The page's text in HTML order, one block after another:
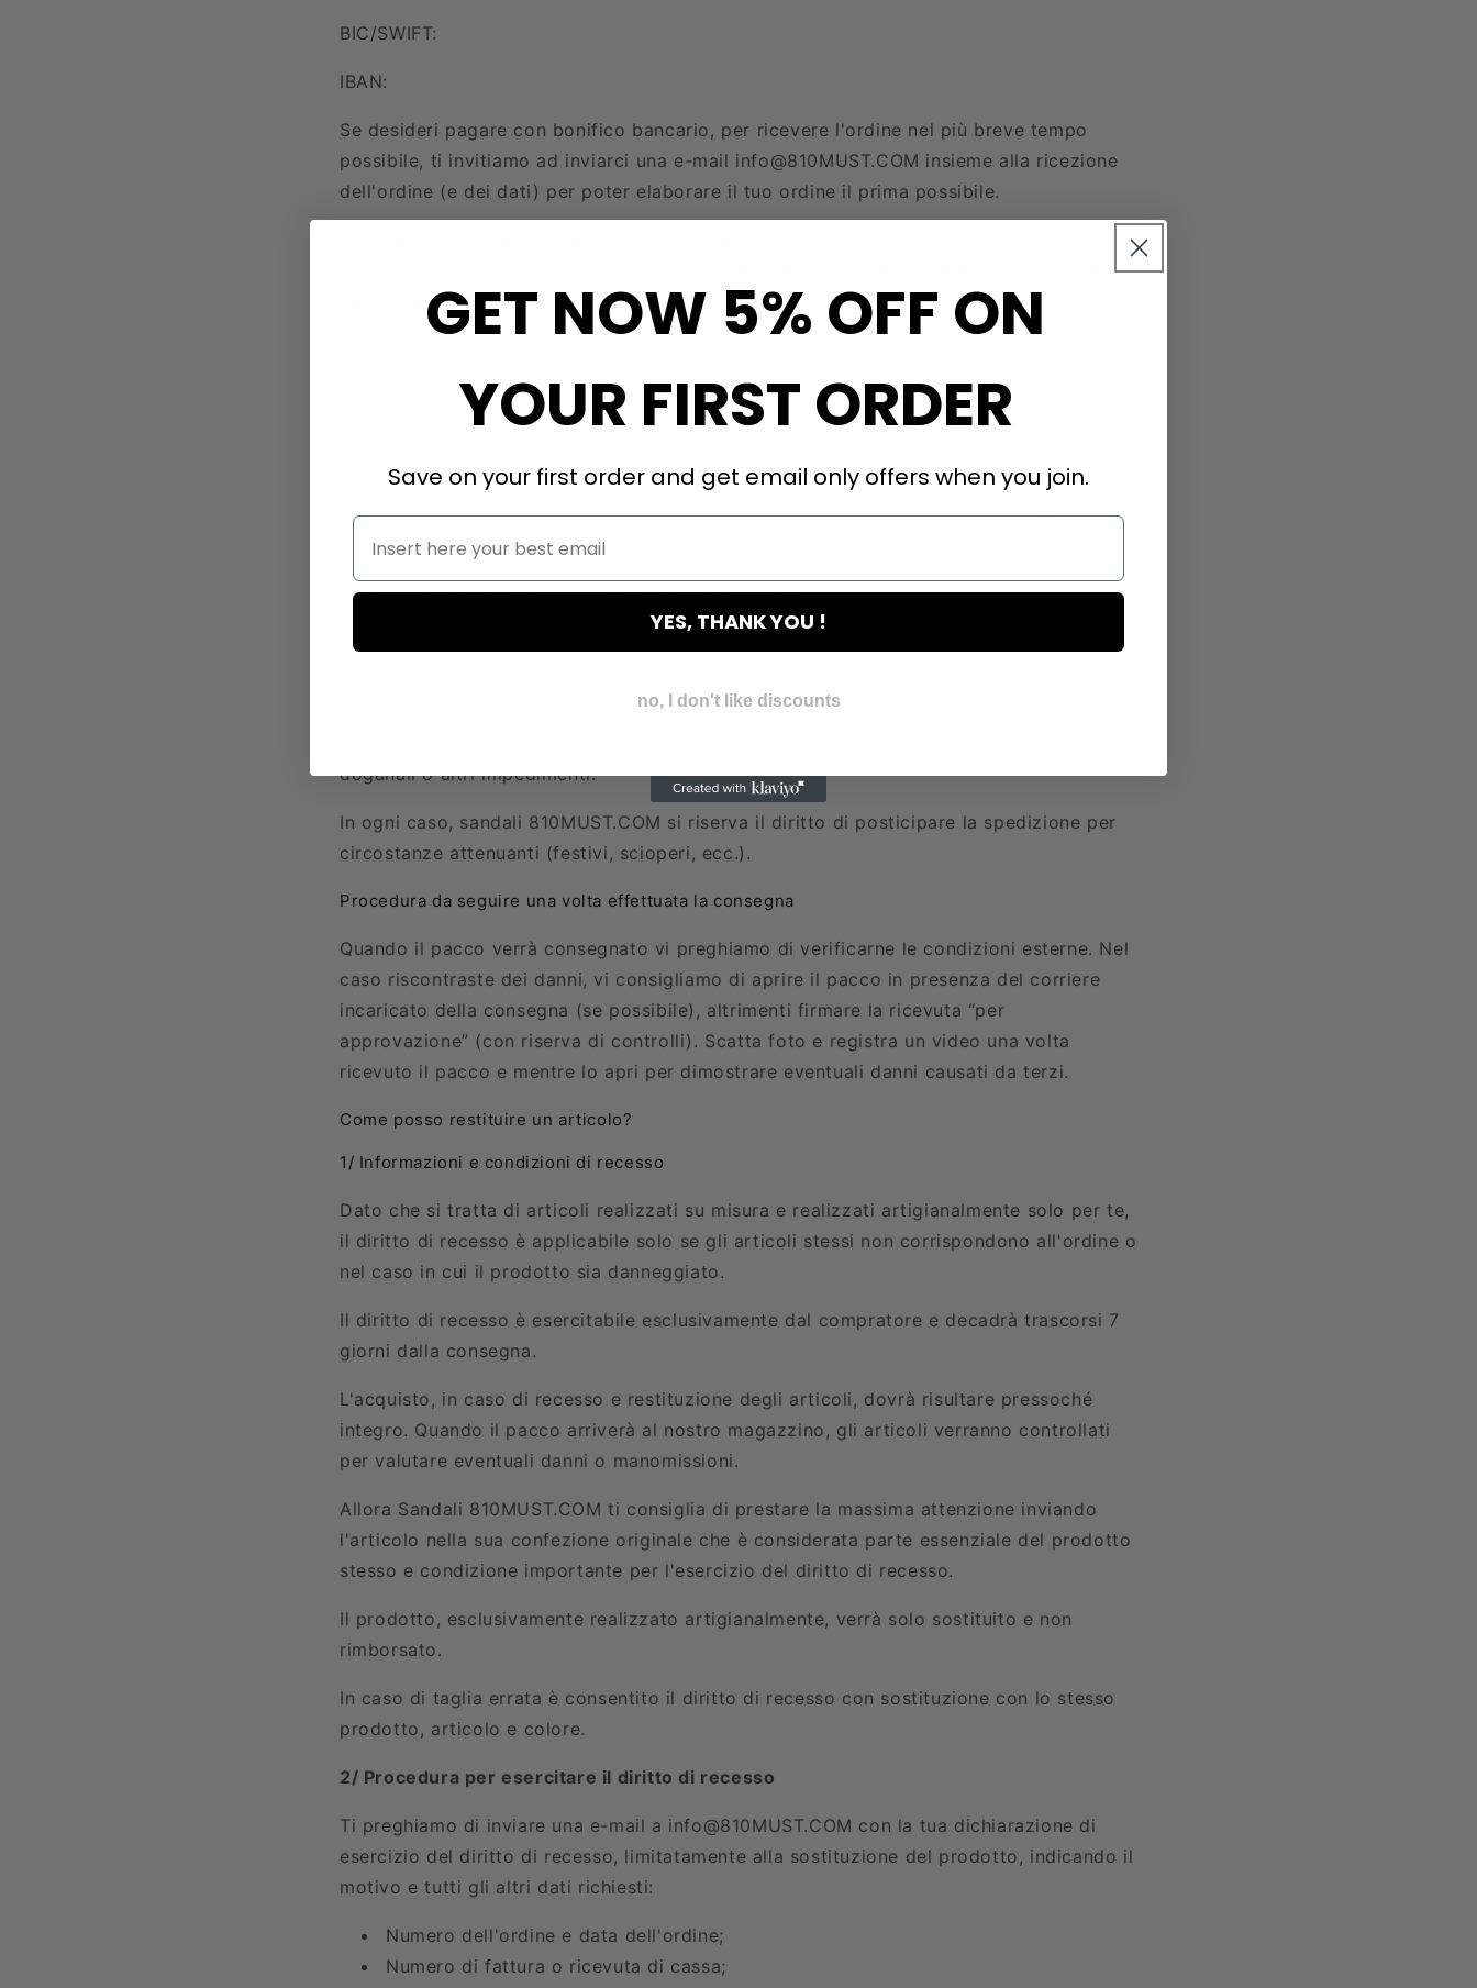
BIC/SWIFT:
IBAN:
Se desideri pagare con bonifico bancario, per ricevere l'ordine nel più breve tempo
possibile, ti invitiamo ad inviarci una e-mail info@810MUST.COM insieme alla ricezione
dell'ordine (e dei dati) per poter elaborare il tuo ordine il prima possibile.
motivo vi informiamo che i dati personali saranno indicati in fattura.
Possiamo spedire in Italia e in tutto il mondo con corrieri come Fedex, SDA e TNT.
Quando riceveremo materialmente il pagamento, il tuo ordine verrà spedito tra 3 e 4
giorni lavorativi, poiché tutti i nostri prodotti sono realizzati artigianalmente. Gli ordini
vengono spediti dal lunedì al venerdì. Per questo motivo gli ordini effettuati durante il
fine settimana verranno gestiti dal lunedì a seguire.
La consegna dei prodotti è a carico del cliente, secondo il prezzo disponibile e offerto
Se risiedi in ITALIA la spedizione richiederà 5 giorni al massimo; in EUROPA e nel resto
doganali o altri impedimenti.
In ogni caso, sandali 810MUST.COM si riserva il diritto di posticipare la spedizione per
circostanze attenuanti (festivi, scioperi, ecc.).
Procedura da seguire una volta effettuata la consegna
Quando il pacco verrà consegnato vi preghiamo di verificarne le condizioni esterne. Nel
caso riscontraste dei danni, vi consigliamo di aprire il pacco in presenza del corriere
incaricato della consegna (se possibile), altrimenti firmare la ricevuta “per
approvazione” (con riserva di controlli). Scatta foto e registra un video una volta
ricevuto il pacco e mentre lo apri per dimostrare eventuali danni causati da terzi.
Come posso restituire un articolo?
1/ Informazioni e condizioni di recesso
Dato che si tratta di articoli realizzati su misura e realizzati artigianalmente solo per te,
il diritto di recesso è applicabile solo se gli articoli stessi non corrispondono all'ordine o
nel caso in cui il prodotto sia danneggiato.
Il diritto di recesso è esercitabile esclusivamente dal compratore e decadrà trascorsi 7
giorni dalla consegna.
L'acquisto, in caso di recesso e restituzione degli articoli, dovrà risultare pressoché
integro. Quando il pacco arriverà al nostro magazzino, gli articoli verranno controllati
per valutare eventuali danni o manomissioni.
Allora Sandali 810MUST.COM ti consiglia di prestare la massima attenzione inviando
l'articolo nella sua confezione originale che è considerata parte essenziale del prodotto
stesso e condizione importante per l'esercizio del diritto di recesso.
Il prodotto, esclusivamente realizzato artigianalmente, verrà solo sostituito e non
rimborsato.
In caso di taglia errata è consentito il diritto di recesso con sostituzione con lo stesso
prodotto, articolo e colore.
2/ Procedura per esercitare il diritto di recesso
Ti preghiamo di inviare una e-mail a info@810MUST.COM con la tua dichiarazione di
esercizio del diritto di recesso, limitatamente alla sostituzione del prodotto, indicando il
motivo e tutti gli altri dati richiesti:
Numero dell'ordine e data dell'ordine;
Numero di fattura o ricevuta di cassa;
GET NOW 5% OFF ON
YOUR FIRST ORDER
Save on your first order and get email only offers when you join.
YES, THANK YOU !
no, I don't like discounts